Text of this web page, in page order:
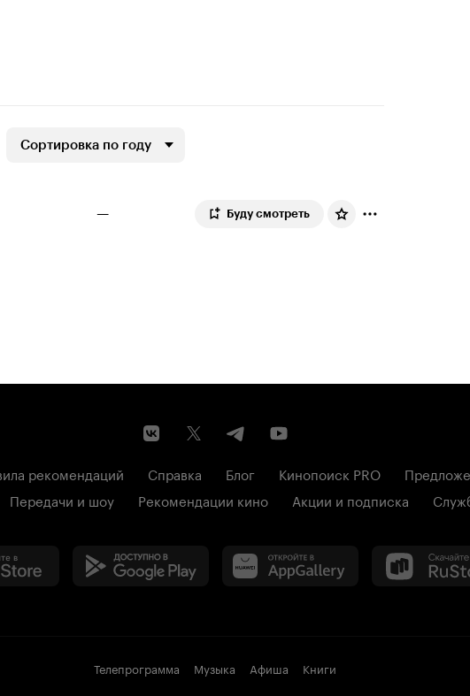
Сортировка по году
— Буду смотреть
рекомендаций Справка Блог Кинопоиск PRO
Передачи и шоу Рекомендации кино Акции и подписка
Телепрограмма Музыка Афиша Книги